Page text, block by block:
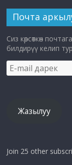
Почта
Сиз көрсөткөн
билдирүү келип
E-
mail
Жазылуу
Join 25 other